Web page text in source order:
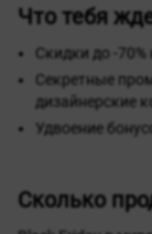
Что тебя
Скидки до -70%
Секретные
дизайнерские
Удвоение
Сколько